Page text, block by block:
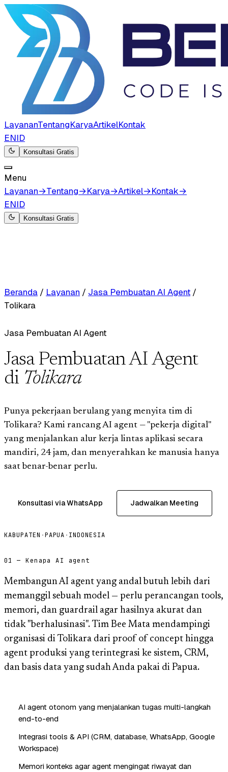
LayananTentangKaryaArtikelKontak
ENID
Konsultasi Gratis
Menu
Layanan→Tentang→Karya→Artikel→Kontak→
ENID
Konsultasi Gratis
Beranda / Layanan / Jasa Pembuatan AI Agent /
Tolikara
Jasa Pembuatan AI Agent
Jasa Pembuatan AI Agent
di Tolikara
Punya pekerjaan berulang yang menyita tim di
Tolikara? Kami rancang AI agent — "pekerja digital"
yang menjalankan alur kerja lintas aplikasi secara
mandiri, 24 jam, dan menyerahkan ke manusia hanya
saat benar-benar perlu.
Konsultasi via WhatsApp Jadwalkan Meeting
KABUPATEN ·PAPUA · INDONESIA
01 — Kenapa AI agent
Membangun AI agent yang andal butuh lebih dari
memanggil sebuah model — perlu perancangan tools,
memori, dan guardrail agar hasilnya akurat dan
tidak "berhalusinasi". Tim Bee Mata mendampingi
organisasi di Tolikara dari proof of concept hingga
agent produksi yang terintegrasi ke sistem, CRM,
dan basis data yang sudah Anda pakai di Papua.
AI agent otonom yang menjalankan tugas multi-langkah
end-to-end
Integrasi tools & API (CRM, database, WhatsApp, Google
Workspace)
Memori konteks agar agent mengingat riwayat dan